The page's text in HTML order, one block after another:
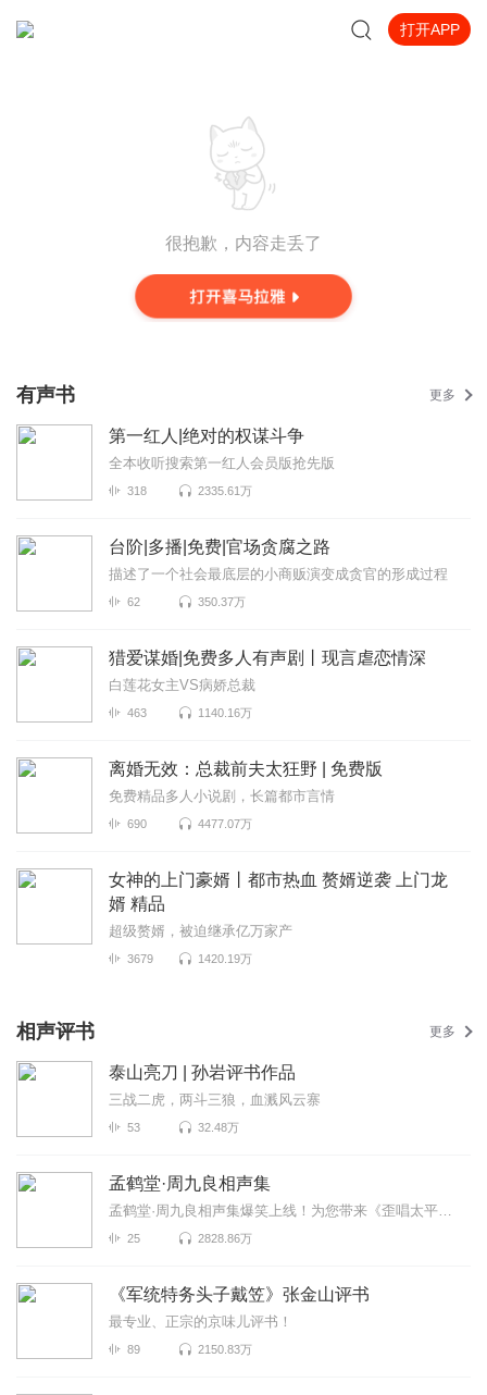
打开APP
很抱歉，内容走丢了
有声书 更多
第一红人|绝对的权谋斗争
全本收听搜索第一红人会员版抢先版
318 2335.61万
台阶|多播|免费|官场贪腐之路
描述了一个社会最底层的小商贩演变成贪官的形成过程
62 350.37万
猎爱谋婚|免费多人有声剧丨现言虐恋情深
白莲花女主VS病娇总裁
463 1140.16万
离婚无效：总裁前夫太狂野 | 免费版
免费精品多人小说剧，长篇都市言情
690 4477.07万
女神的上门豪婿丨都市热血 赘婿逆袭 上门龙
婿 精品
超级赘婿，被迫继承亿万家产
3679 1420.19万
相声评书 更多
泰山亮刀 | 孙岩评书作品
三战二虎，两斗三狼，血溅风云寨
53 32.48万
孟鹤堂·周九良相声集
孟鹤堂·周九良相声集爆笑上线！为您带来《歪唱太平歌词》《铃铛谱》《大保镖》等高能相声！各种爆笑包...
25 2828.86万
《军统特务头子戴笠》张金山评书
最专业、正宗的京味儿评书！
89 2150.83万